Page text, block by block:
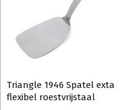
Triangle 1946 Spatel exta
flexibel roestvrijstaal